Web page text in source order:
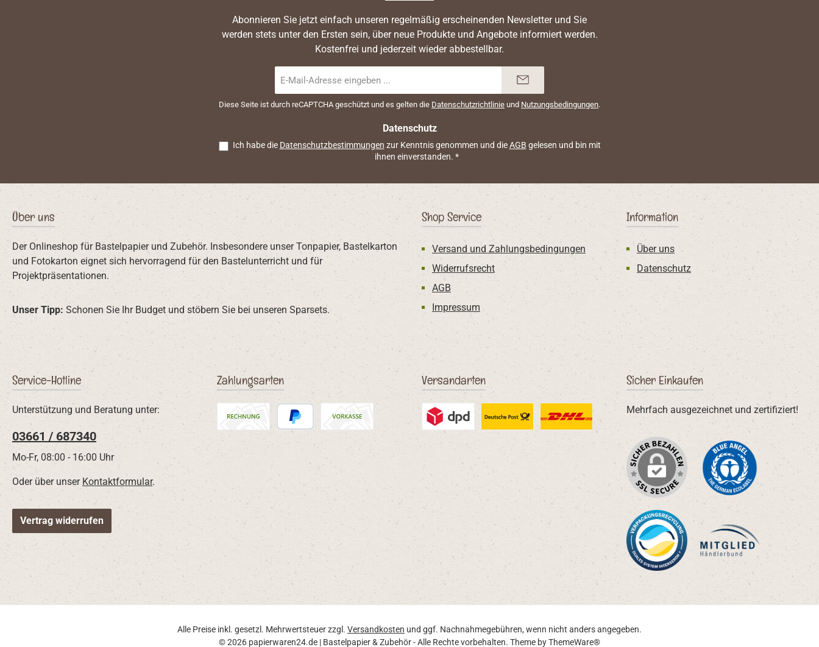
Abonnieren Sie jetzt einfach unseren regelmäßig erscheinenden Newsletter und Sie
werden stets unter den Ersten sein, über neue Produkte und Angebote informiert werden.
Kostenfrei und jederzeit wieder abbestellbar.
Mail-
Diese Seite ist durch reCAPTCHA geschützt und es gelten die Datenschutzrichtlinie und Nutzungsbedingungen.
Datenschutz
Ich habe die Datenschutzbestimmungen zur Kenntnis genommen und dieAGB gelesen und bin mit
ihnen einverstanden. *
Über uns
Der Onlineshop für Bastelpapier und Zubehör. Insbesondere unser Tonpapier, Bastelkarton
und Fotokarton eignet sich hervorragend für den Bastelunterricht und für
Projektpräsentationen.
Unser Tipp: Schonen Sie Ihr Budget und stöbern Sie bei unseren Sparsets.
Shop Service
Versand und Zahlungsbedingungen
Widerrufsrecht
AGB
Impressum
Information
Über uns
Datenschutz
Service-Hotline
Unterstützung und Beratung unter:
03661 / 687340
Mo-Fr, 08:00 - 16:00 Uhr
Oder über unser Kontaktformular.
Vertrag widerrufen
Zahlungsarten
PayPal
Versandarten
DHL Standardversand
Benutzerdefiniertes Bild 2
Sicher Einkaufen
Mehrfach ausgezeichnet und zertifiziert!
Alle Preise inkl. gesetzl. Mehrwertsteuer zzgl. Versandkosten und ggf. Nachnahmegebühren, wenn nicht anders angegeben.
© 2026 papierwaren24.de | Bastelpapier & Zubehör - Alle Rechte vorbehalten. Theme byThemeWare®